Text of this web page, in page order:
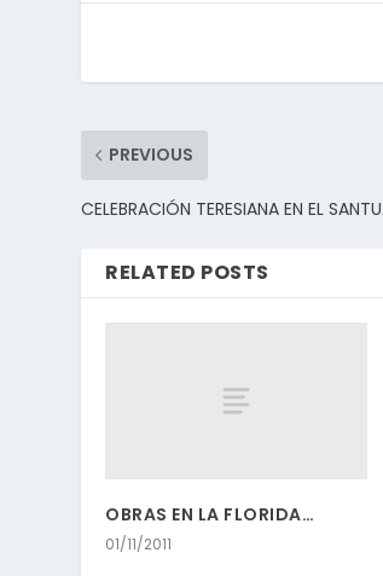
PREVIOUS
CELEBRACIÓN TERESIANA EN EL
RELATED POSTS
OBRAS EN LA FLORIDA…
01/11/2011